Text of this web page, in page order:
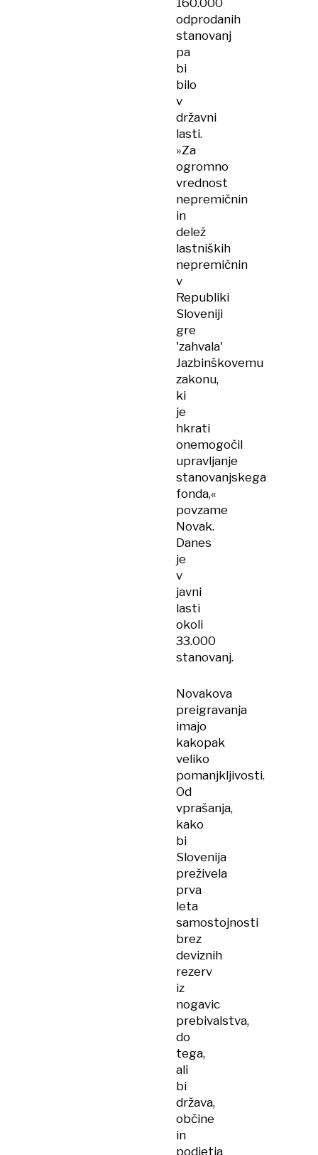
160.000
odprodanih
stanovanj
pa
bi
bilo
v
državni
lasti.
»Za
ogromno
vrednost
nepremičnin
in
delež
lastniških
nepremičnin
v
Republiki
Sloveniji
gre
'zahvala'
Jazbinškovemu
zakonu,
ki
je
hkrati
onemogočil
upravljanje
stanovanjskega
fonda,«
povzame
Novak.
Danes
je
v
javni
lasti
okoli
33.000
stanovanj.
Novakova
preigravanja
imajo
kakopak
veliko
pomanjkljivosti.
Od
vprašanja,
kako
bi
Slovenija
preživela
prva
leta
samostojnosti
brez
deviznih
rezerv
iz
nogavic
prebivalstva,
do
tega,
ali
bi
država,
občine
in
podjetja